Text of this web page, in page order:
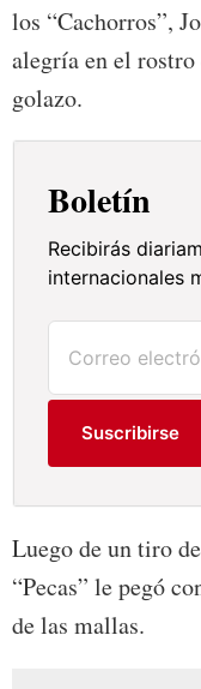
los “Cachorros”,
alegría en el
golazo.
Boletín
Recibirás
internacionales
Suscribirse
Luego de un tiro
“Pecas” le pegó
de las mallas.